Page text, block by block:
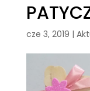
cze 3, 2019 |